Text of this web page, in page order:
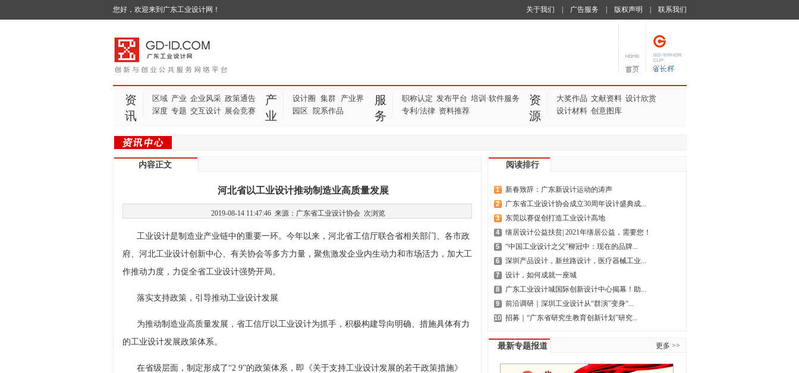
关于我们 广告服务 版权声明 联系我们
您好，欢迎来到广东工业设计网！
资
讯
区域 产业 企业风采 政策通告
深度 专题 交互设计 展会竞赛
产
业
设计圈 集群| 产业界
园区 院系作品
服
务
职称认定 发布平台 培训·软件服务
专利/法律 资料推荐
资
源
大奖作品 文献资料 设计欣赏
设计材料 创意图库
内容正文
河北省以工业设计推动制造业高质量发展
2019-08-14 11:47:46 来源：广东省工业设计协会 次浏览
工业设计是制造业产业链中的重要一环。今年以来，河北省工信厅联合省相关部门、各市政
府、河北工业设计创新中心、有关协会等多方力量，聚焦激发企业内生动力和市场活力，加大工
作推动力度，力促全省工业设计强势开局。
落实支持政策，引导推动工业设计发展
为推动制造业高质量发展，省工信厅以工业设计为抓手，积极构建导向明确、措施具体有力
的工业设计发展政策体系。
在省级层面，制定形成了“2 9”的政策体系，即《关于支持工业设计发展的若干政策措施》
阅读排行
1 新春致辞：广东新设计运动的涛声
2 广东省工业设计协会成立30周年设计盛典成...
3 东莞以赛促创打造工业设计高地
4 缮居设计公益扶贫| 2021年缮居公益，需要您！
5 “中国工业设计之父”柳冠中：现在的品牌...
6 深圳产品设计，新丝路设计，医疗器械工业...
7 设计，如何成就一座城
8 广东工业设计城国际创新设计中心揭幕！助...
9 前沿调研｜深圳工业设计从“群演”变身“...
10 招募｜“广东省研究生教育创新计划”研究...
更多 >>
最新专题报道